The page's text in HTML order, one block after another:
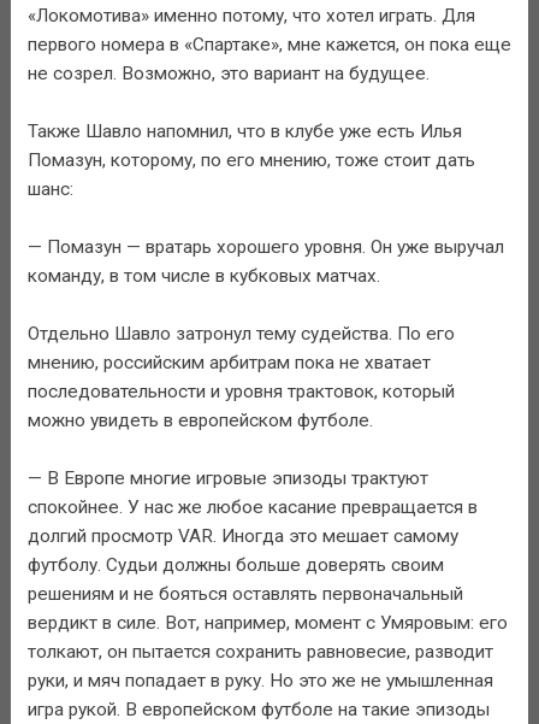
«Локомотива» именно потому, что хотел играть. Для
первого номера в «Спартаке», мне кажется, он пока еще
не созрел. Возможно, это вариант на будущее.
Также Шавло напомнил, что в клубе уже есть Илья
Помазун, которому, по его мнению, тоже стоит дать
шанс:
— Помазун — вратарь хорошего уровня. Он уже выручал
команду, в том числе в кубковых матчах.
Отдельно Шавло затронул тему судейства. По его
мнению, российским арбитрам пока не хватает
последовательности и уровня трактовок, который
можно увидеть в европейском футболе.
— В Европе многие игровые эпизоды трактуют
спокойнее. У нас же любое касание превращается в
долгий просмотр VAR. Иногда это мешает самому
футболу. Судьи должны больше доверять своим
решениям и не бояться оставлять первоначальный
вердикт в силе. Вот, например, момент с Умяровым: его
толкают, он пытается сохранить равновесие, разводит
руки, и мяч попадает в руку. Но это же не умышленная
игра рукой. В европейском футболе на такие эпизоды